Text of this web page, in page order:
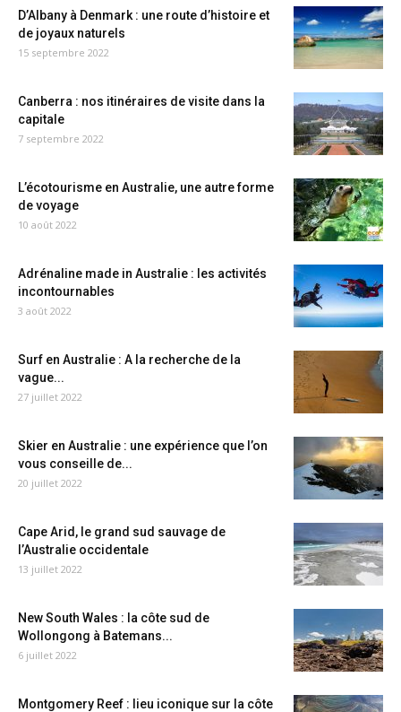
D’Albany à Denmark : une route d’histoire et
de joyaux naturels
15 septembre 2022
Canberra : nos itinéraires de visite dans la
capitale
7 septembre 2022
L’écotourisme en Australie, une autre forme
de voyage
10 août 2022
Adrénaline made in Australie : les activités
incontournables
3 août 2022
Surf en Australie : A la recherche de la
vague...
27 juillet 2022
Skier en Australie : une expérience que l’on
vous conseille de...
20 juillet 2022
Cape Arid, le grand sud sauvage de
l’Australie occidentale
13 juillet 2022
New South Wales : la côte sud de
Wollongong à Batemans...
6 juillet 2022
Montgomery Reef : lieu iconique sur la côte